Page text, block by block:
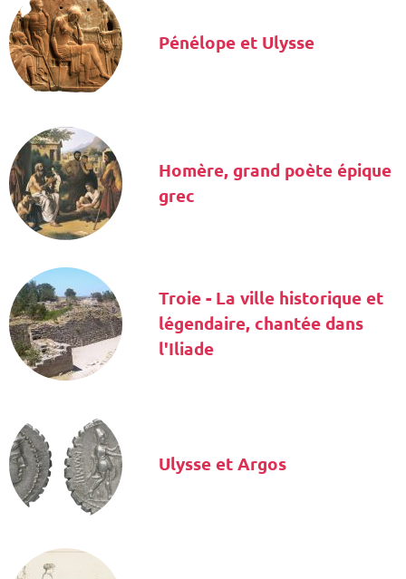
Pénélope et Ulysse
Homère, grand poète épique
grec
Troie - La ville historique et
légendaire, chantée dans
l'Iliade
Ulysse et Argos